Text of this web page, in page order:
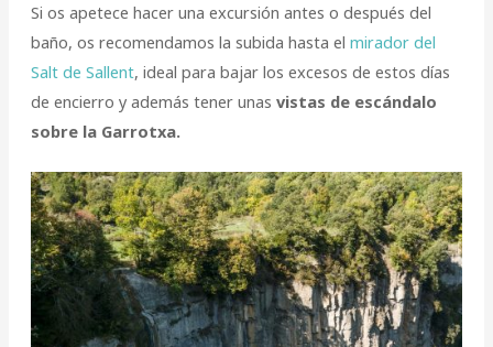
Si os apetece hacer una excursión antes o después del
baño, os recomendamos la subida hasta el mirador del
Salt de Sallent, ideal para bajar los excesos de estos días
de encierro y además tener unas vistas de escándalo
sobre la Garrotxa.